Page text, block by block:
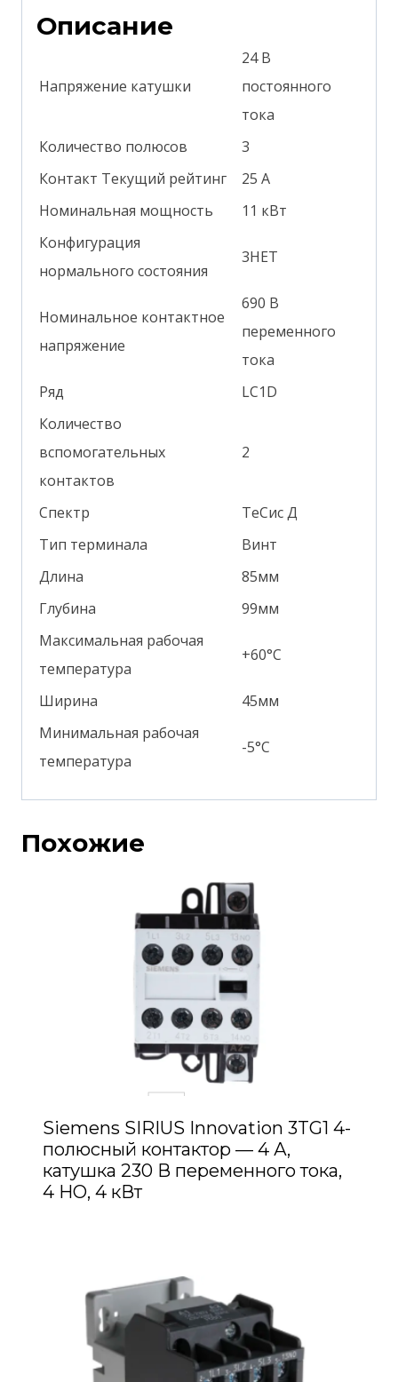
Описание
Напряжение катушки
24 В
постоянного
тока
Количество полюсов
3
Контакт Текущий рейтинг
25 А
Номинальная мощность
11 кВт
Конфигурация
нормального состояния
3НЕТ
Номинальное контактное
напряжение
690 В
переменного
тока
Ряд
LC1D
Количество
вспомогательных
контактов
2
Спектр
ТеСис Д
Тип терминала
Винт
Длина
85мм
Глубина
99мм
Максимальная рабочая
температура
+60°С
Ширина
45мм
Минимальная рабочая
температура
-5°С
Похожие
Siemens SIRIUS Innovation 3TG1 4-
полюсный контактор — 4 А,
катушка 230 В переменного тока,
4 НО, 4 кВт